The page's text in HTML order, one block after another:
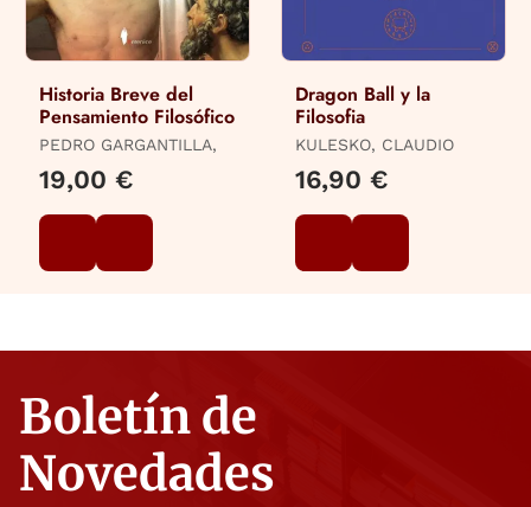
Historia Breve del
Pensamiento Filosófico
PEDRO GARGANTILLA,
19,00 €
Dragon Ball y la
Filosofia
KULESKO, CLAUDIO
16,90 €
Boletín de
Novedades